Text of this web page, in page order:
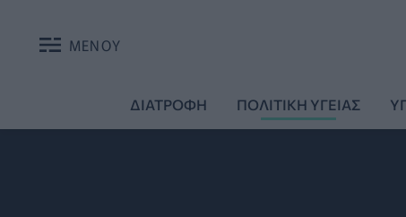
ΜΕΝΟΥ
ΔΙΑΤΡΟΦΗ ΠΟΛΙΤΙΚΗ ΥΓΕΙΑΣ